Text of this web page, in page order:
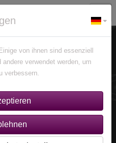
Größe 56,5 (Ø 18 mm)
von ihnen sind essenziell
verwendet werden, um
verbessern.